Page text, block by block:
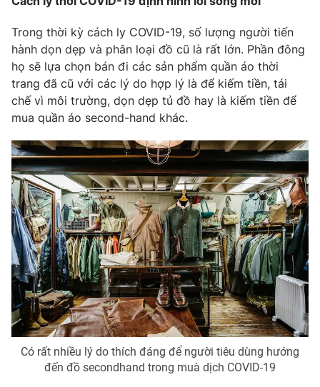
Trong thời kỳ cách ly COVID-19, số lượng người tiến
hành dọn dẹp và phân loại đồ cũ là rất lớn. Phần đông
họ sẽ lựa chọn bán đi các sản phẩm quần áo thời
trang đã cũ với các lý do hợp lý là để kiếm tiền, tái
chế vì môi trường, dọn dẹp tủ đồ hay là kiếm tiền để
mua quần áo second-hand khác.
Có rất nhiều lý do thích đáng để người tiêu dùng hướng
đến đồ secondhand trong muà dịch COVID-19